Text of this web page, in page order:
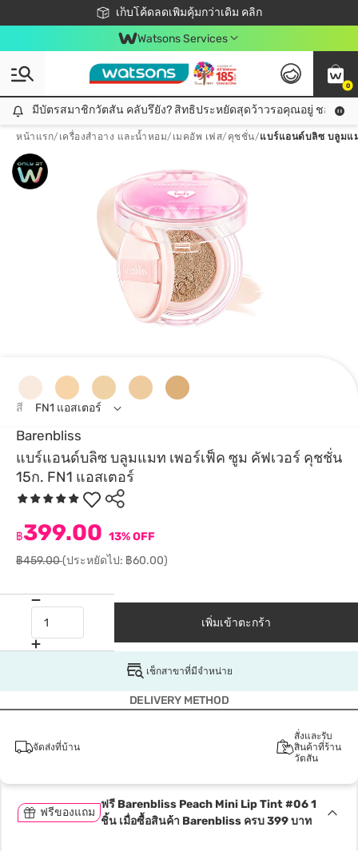
เก็บโค้ดลดเพิ่มคุ้มกว่าเดิม คลิก
ชอปออนไลน์ครั้งแรก ลดเพิ่มจุก ๆ 10%! 🎉
📦ส่งฟรี! เมื่อชอป 499฿
สมาชิกวัตสัน คลับดียังไง?
Watsons Services
0
มีบัตรสมาชิกวัตสัน คลับรึยัง? สิทธิประหยัดสุดว้าวรอคุณอยู่ ชอปคุ้มกว่าเดิม คลิก!
มีบัตรสมาชิกวัตสัน คลับรึยัง? สิทธิประหยัดสุดว้าวรอคุณอยู่ ชอปคุ้มก
หน้าแรก/ เครื่องสำอาง และน้ำหอม/ เมคอัพ เฟส/ คุชชั่น/แบร์แอนด์บลิซ บลูมแ
Barenbliss
แบร์แอนด์บลิซ บลูมแมท เพอร์เฟ็ค ซูม คัฟเวอร์ คุชชั่น
15ก. FN1 แอสเตอร์
฿399.00 13% OFF
฿459.00(ประหยัดไป: ฿60.00)
สี FN1 แอสเตอร์
เพิ่มเข้าตะกร้า
เช็กสาขาที่มีจำหน่าย
DELIVERY METHOD
จัดส่งที่บ้าน
สั่งและรับ
สินค้าที่ร้าน
วัตสัน
ฟรีของแถม
ฟรี Barenbliss Peach Mini Lip Tint #06 1
ชิ้น เมื่อซื้อสินค้า Barenbliss ครบ 399 บาท